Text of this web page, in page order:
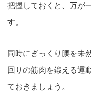
把握しておくと、万が
す。
同時にぎっくり腰を未
回りの筋肉を鍛える運
ておきましょう。